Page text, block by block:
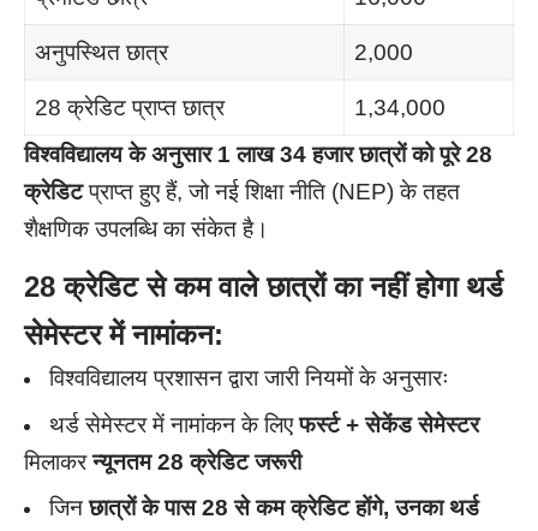
अनुपस्थित छात्र 2,000
28 क्रेडिट प्राप्त छात्र
1,34,000
विश्वविद्यालय के अनुसार 1 लाख 34 हजार छात्रों को पूरे 28
क्रेडिटप्राप्त हुए हैं, जो नई शिक्षा नीति (NEP) के तहत
शैक्षणिक उपलब्धि का संकेत है।
28 क्रेडिट से कम वाले छात्रों का नहीं होगा थर्ड
सेमेस्टर में नामांकन:
विश्वविद्यालय प्रशासन द्वारा जारी नियमों के अनुसारः
थर्ड सेमेस्टर में नामांकन के लिएफर्स्ट + सेकेंड सेमेस्टर
मिलाकरन्यूनतम 28 क्रेडिट जरूरी
जिनछात्रों के पास 28 से कम क्रेडिट होंगे, उनका थर्ड